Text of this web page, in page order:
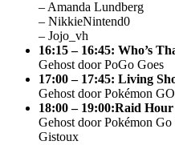
– Amanda Lundberg
– NikkieNintend0
– Jojo_vh
16:15 – 16:45: Who’s
Gehost door PoGo Goes
17:00 – 17:45: Living
Gehost door Pokémon
18:00 – 19:00:Raid
Gehost door Pokémon
Gistoux